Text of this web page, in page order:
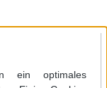
ein optimales